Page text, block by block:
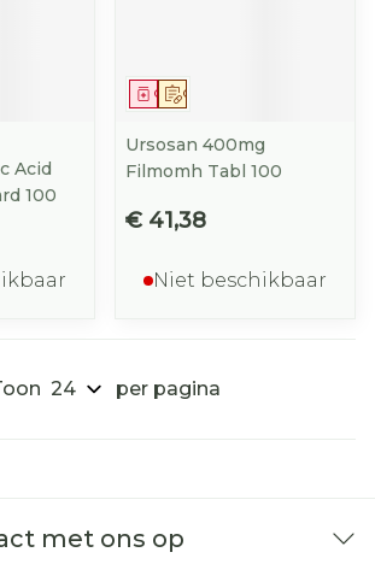
Acid
100
Op voorschrift
Geneesmiddel
Ursosan 400mg
Filmomh Tabl 100
€ 41,38
Niet beschikbaar
per pagina
met ons op